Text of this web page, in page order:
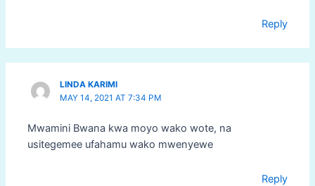
Reply
LINDA KARIMI
MAY 14, 2021 AT 7:34 PM
Mwamini Bwana kwa moyo wako wote, na
usitegemee ufahamu wako mwenyewe
Reply